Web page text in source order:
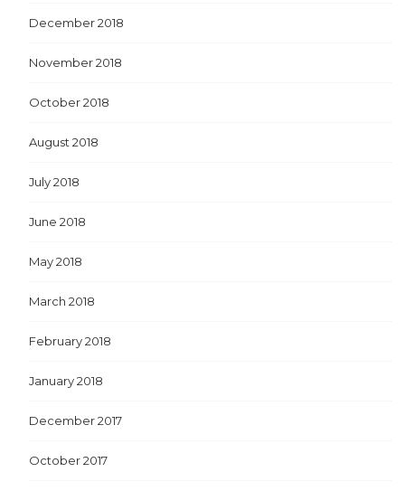
December 2018
November 2018
October 2018
August 2018
July 2018
June 2018
May 2018
March 2018
February 2018
January 2018
December 2017
October 2017